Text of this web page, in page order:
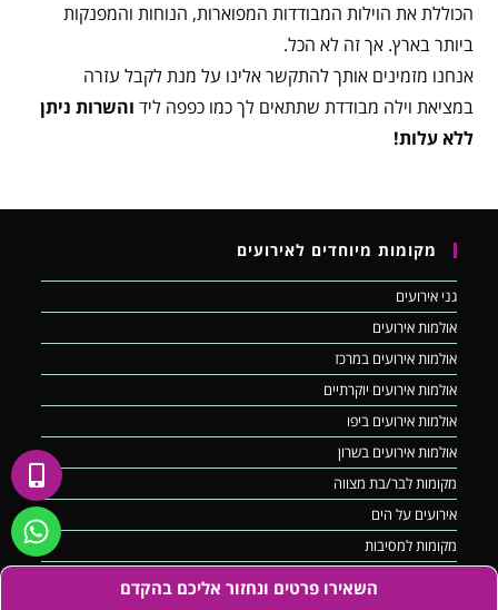
השאירו פרטים ונחזור אליכם בהקדם
הכוללת את הוילות המבודדות המפוארות, הנוחות והמפנקות
ביותר בארץ. אך זה לא הכל.
אנחנו מזמינים אותך להתקשר אלינו על מנת לקבל עזרה
במציאת וילה מבודדת שתתאים לך כמו כפפה ליד והשרות ניתן
ללא עלות!
מקומות מיוחדים לאירועים
גני אירועים
אולמות אירועים
אולמות אירועים במרכז
אולמות אירועים יוקרתיים
אולמות אירועים ביפו
אולמות אירועים בשרון
מקומות לבר/בת מצווה
אירועים על הים
מקומות למסיבות